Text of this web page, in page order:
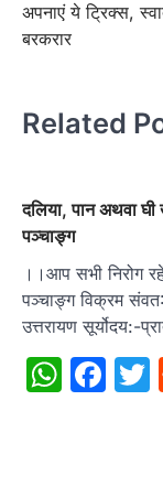
अपनाएं ये ट्रिक्स,
बरकरार
Related
दलिया, पान अथवा
पञ्चाङ्ग
।।आप सभी निरोग
पञ्चाङ्ग विक्रम
उत्तरायण सूर्योदय:-